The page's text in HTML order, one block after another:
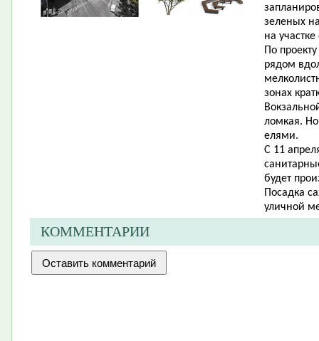
зеленых
на
По
рядом
зонах
ломкая.
елями.
С 11
будет
Посадка
уличной
КОММЕНТАРИИ